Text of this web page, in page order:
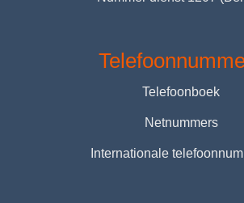
Telefoonboek
Netnummers
Internationale